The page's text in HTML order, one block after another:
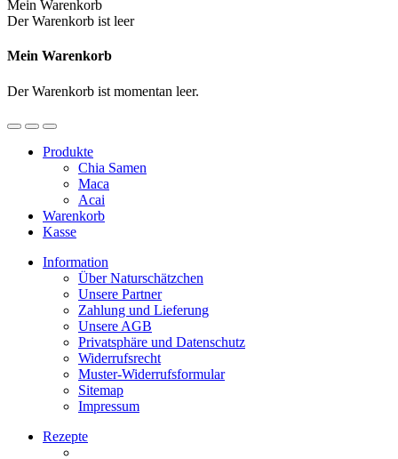
Mein Warenkorb
Der Warenkorb ist leer
Mein Warenkorb
Der Warenkorb ist momentan leer.
Produkte
Chia Samen
Maca
Acai
Warenkorb
Kasse
Information
Über Naturschätzchen
Unsere Partner
Zahlung und Lieferung
Unsere AGB
Privatsphäre und Datenschutz
Widerrufsrecht
Muster-Widerrufsformular
Sitemap
Impressum
Rezepte